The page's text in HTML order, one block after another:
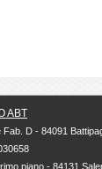
ABT
D - 84091
piano - 84131